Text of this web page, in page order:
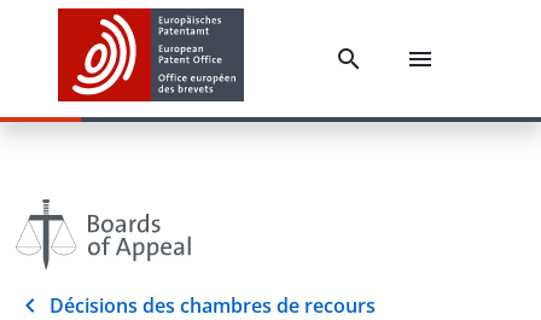
Décisions des chambres de recours